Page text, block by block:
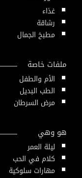
غذاء
رشاقة
مطبخ الجمال
ملفات خاصة
الأم والطفل
الطب البديل
مرض السرطان
هو وهي
ليلة العمر
كلام في الحب
مهارات سلوكية